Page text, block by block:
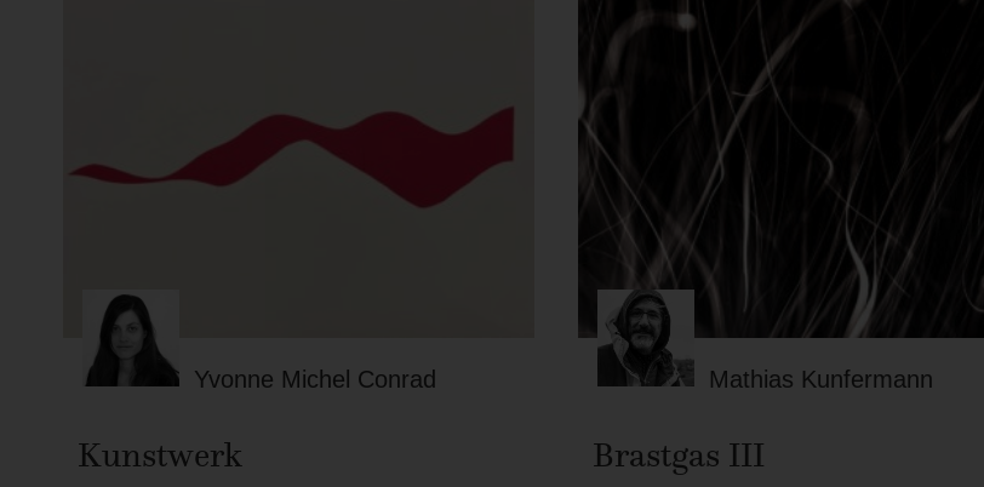
Yvonne Michel Conrad
Kunstwerk
Mathias Kunfermann
Brastgas III